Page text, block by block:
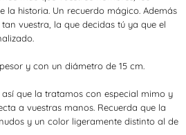
la historia. Un recuerdo mágico. Además
vuestra, la que decidas tú ya que el
y con un diámetro de 15 cm.
que la tratamos con especial mimo y
a vuestras manos. Recuerda que la
y un color ligeramente distinto al de